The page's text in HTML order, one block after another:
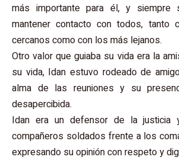
más importante para él, y siempre
mantener contacto con todos, tanto
cercanos como con los más lejanos.
Otro valor que guiaba su vida era la
su vida, Idan estuvo rodeado de
alma de las reuniones y su
desapercibida.
Idan era un defensor de la
compañeros soldados frente a los
expresando su opinión con respeto y